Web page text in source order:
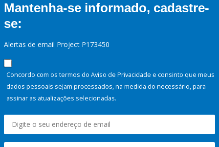
Mantenha-se informado, cadastre-
se:
Alertas de email Project P173450
Concordo com os termos do Aviso de Privacidade e consinto que meus
dados pessoais sejam processados, na medida do necessário, para
assinar as atualizações selecionadas.